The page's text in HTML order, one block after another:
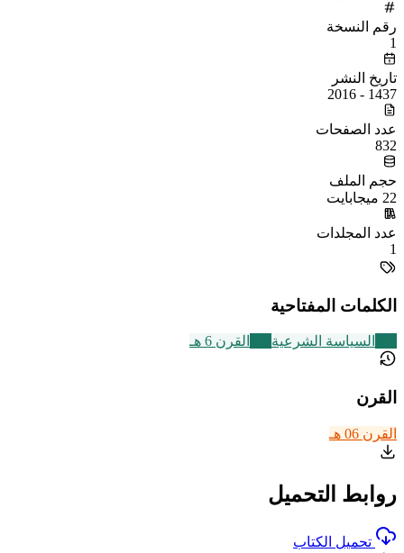
رقم النسخة
1
تاريخ النشر
1437 - 2016
عدد الصفحات
832
حجم الملف
22 ميجابايت
عدد المجلدات
1
الكلمات المفتاحية
السياسة الشرعية القرن 6 هـ
القرن
القرن 06 هـ
روابط التحميل
تحميل الكتاب